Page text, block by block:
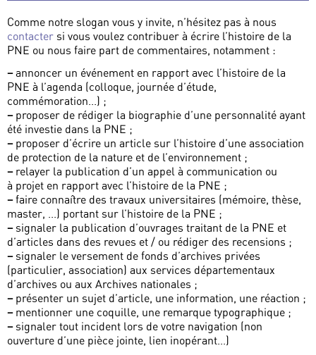
Comme notre slogan vous y invite, n’hésitez pas à nous
contacter si vous voulez contribuer à écrire l’histoire de la
PNE ou nous faire part de commentaires, notamment :
–annoncer un événement en rapport avec l’histoire de la
PNE à l’agenda (colloque, journée d’étude,
commémoration...) ;
–proposer de rédiger la biographie d’une personnalité ayant
été investie dans la PNE ;
–proposer d’écrire un article sur l’histoire d’une association
de protection de la nature et de l’environnement ;
–relayer la publication d’un appel à communication ou
à projet en rapport avec l’histoire de la PNE ;
–faire connaître des travaux universitaires (mémoire, thèse,
master, ...) portant sur l’histoire de la PNE ;
–signaler la publication d’ouvrages traitant de la PNE et
d’articles dans des revues et / ou rédiger des recensions ;
–signaler le versement de fonds d’archives privées
(particulier, association) aux services départementaux
d’archives ou aux Archives nationales ;
–présenter un sujet d’article, une information, une réaction ;
–mentionner une coquille, une remarque typographique ;
–signaler tout incident lors de votre navigation (non
ouverture d’une pièce jointe, lien inopérant...)